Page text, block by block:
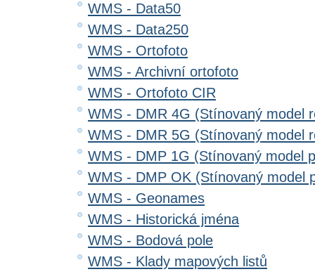
WMS - Data50
WMS - Data250
WMS - Ortofoto
WMS - Archivní ortofoto
WMS - Ortofoto CIR
WMS - DMR 4G (Stínovaný model
WMS - DMR 5G (Stínovaný model
WMS - DMP 1G (Stínovaný model
WMS - DMP OK (Stínovaný model
WMS - Geonames
WMS - Historická jména
WMS - Bodová pole
WMS - Klady mapových listů